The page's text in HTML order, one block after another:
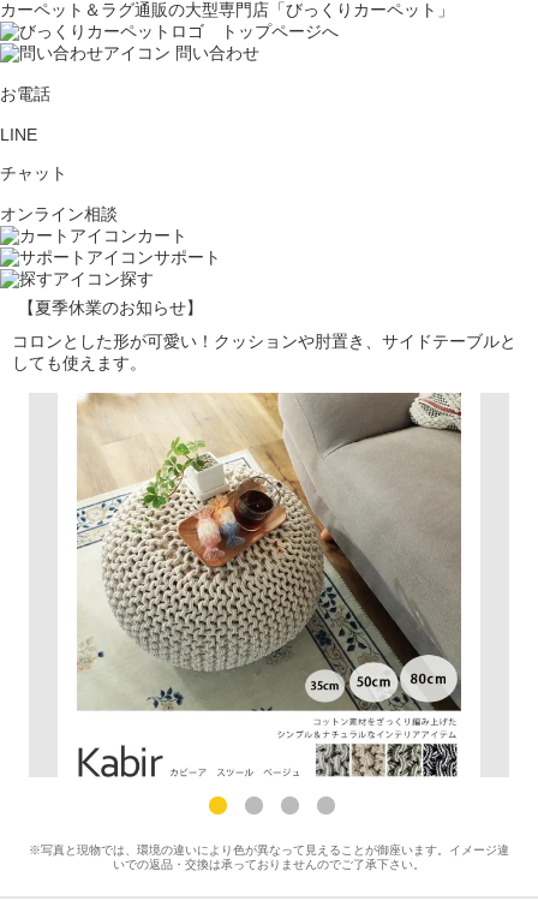
カーペット＆ラグ通販の大型専門店「びっくりカーペット」
問い合わせ
お電話
LINE
チャット
オンライン相談
カート
サポート
探す
【夏季休業のお知らせ】
コロンとした形が可愛い！クッションや肘置き、サイドテーブルと
しても使えます。
※写真と現物では、環境の違いにより色が異なって見えることが御座います。イメージ違
いでの返品・交換は承っておりませんのでご了承下さい。